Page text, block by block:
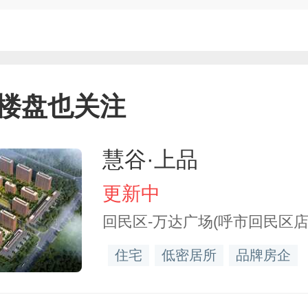
盘也关注
慧谷·上品
更新中
回民区-万达广场(呼市回民区
住宅 低密居所 品牌房企